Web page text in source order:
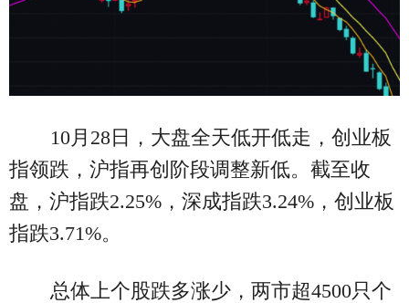
10月28日，大盘全天低开低走，创业板
指领跌，沪指再创阶段调整新低。截至收
盘，沪指跌2.25%，深成指跌3.24%，创业板
指跌3.71%。
总体上个股跌多涨少，两市超4500只个